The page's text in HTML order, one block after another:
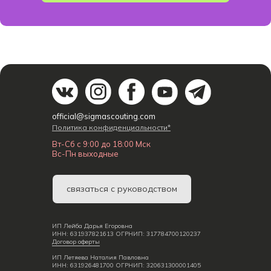
official@sigmascouting.com
Вт-Сб с 9:00 до 18:00 Мск
Вс-Пн выходные
ИП Лейба Дарья Егоровна
ИНН: 631937821613 ОГРНИП: 317784700120237
Договор оферты
ИП Летяева Наталия Павловна
ИНН: 631926481700 ОГРНИП: 320631300001405
связаться с руководством
Политика конфиденциальности*